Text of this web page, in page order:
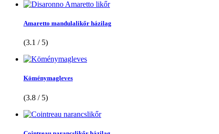
Amaretto mandulalikőr házilag
(3.1 / 5)
Köménymagleves
(3.8 / 5)